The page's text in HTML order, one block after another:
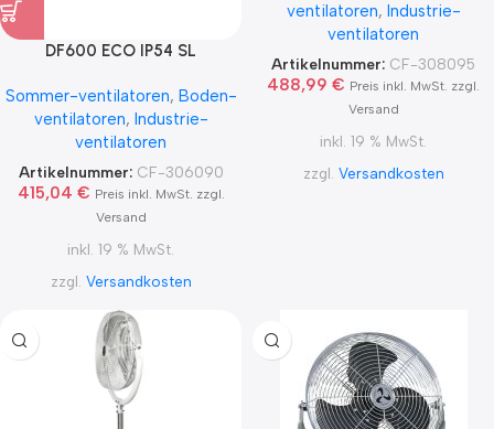
DF600 ECO IP54 SL
Sommer-ventilatoren, Boden-
ventilatoren, Industrie-
ventilatoren
Artikelnummer: CF-306090
415,04 € Preis inkl. MwSt. zzgl.
Versand
inkl. 19 % MwSt.
zzgl. Versandkosten
ventilatoren, Industrie-
ventilatoren
Artikelnummer: CF-308095
488,99 € Preis inkl. MwSt. zzgl.
Versand
inkl. 19 % MwSt.
zzgl. Versandkosten